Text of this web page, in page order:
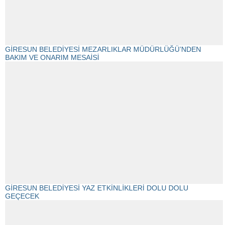
GİRESUN BELEDİYESİ MEZARLIKLAR MÜDÜRLÜĞÜ’NDEN
BAKIM VE ONARIM MESAİSİ
GİRESUN BELEDİYESİ YAZ ETKİNLİKLERİ DOLU DOLU
GEÇECEK